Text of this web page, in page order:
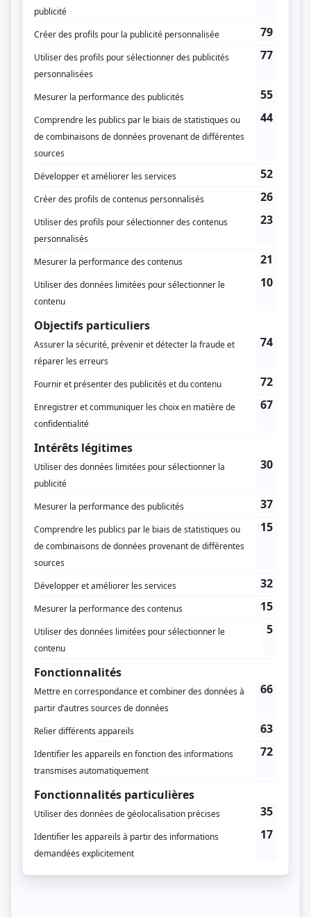
Parcours de Zav et ses questionnements sur son identité, ses envies et
relations avec sa famille, dont ses parents Kim et Patrice, ainsi que sa
communauté franco-ontarienne de Lanak, puisque cette réalité ne
pourra demeurer cac...
Consulter
U-HAULING
Jeanne claque la porte sur Iris. Iris ne se doute pas que sa relation est
terminée. Elle croit que Jeanne va lui pardonner. Elle l’espère, surtout.
Iris n’est plus chez elle nulle part : toutes les portes qui s’ouvrent se
referment éventuellement sur elle. Au rythme des h...
Les fleuristes
dans le show-business. Il accumule les mauvais contrats et négocie très
mal ses cachets. Quand son agent le lâche et que sa mère lui annonce
qu’il doit quitter le nid familial, Walid accepte l’offre de travail...
Le temps des chenilles
vont passer le temps des fêtes dans leur région natale. Le trajet est long
et, le long de la route vue de l’autobus voyageur, il fait plus noir que blanc.
Consulter
M'infiltrer dans ta vie
où son tempérament artistique est ignoré au profit des prouesses
sportives. Après avoir révélé son homosexualité, il vit davantage
l'indifférence que l'homophobie. Il souffre de solitude et de sa rupture
avec son amoureu...
Surf Bay, côte Ouest
Margot Swann, une surfeuse professionnelle adulée, est profondément
touristique menace une forêt centenaire, elle prend position, au risque
de compromettre sa carrière et de s'opposer à sa communauté, incluant